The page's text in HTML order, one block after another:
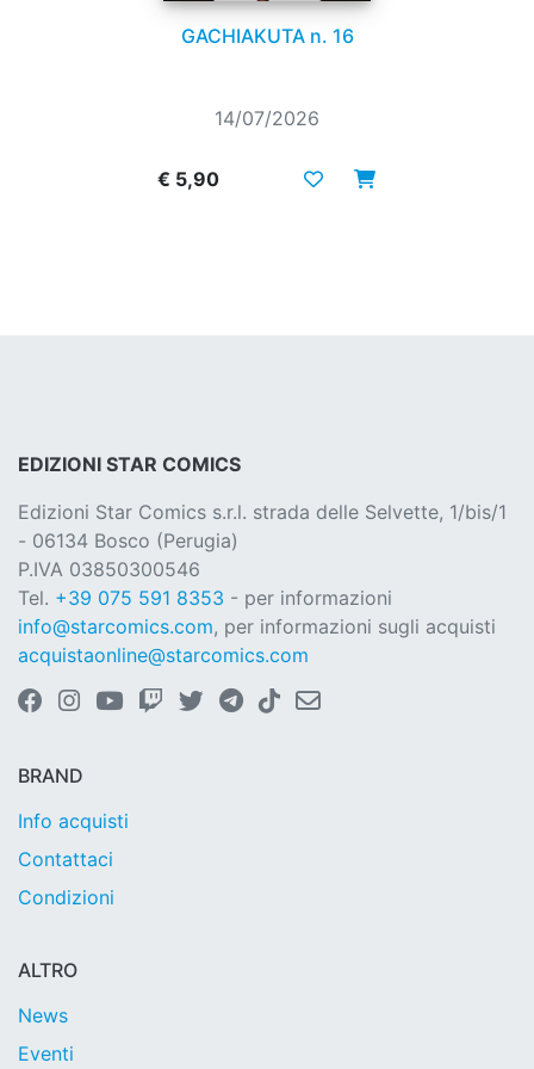
GACHIAKUTA n. 16
14/07/2026
€ 5,90
EDIZIONI STAR COMICS
Edizioni Star Comics s.r.l. strada delle Selvette, 1/bis/1
- 06134 Bosco (Perugia)
P.IVA 03850300546
Tel. +39 075 591 8353 - per informazioni
info@starcomics.com, per informazioni sugli acquisti
acquistaonline@starcomics.com
BRAND
Info acquisti
Contattaci
Condizioni
ALTRO
News
Eventi